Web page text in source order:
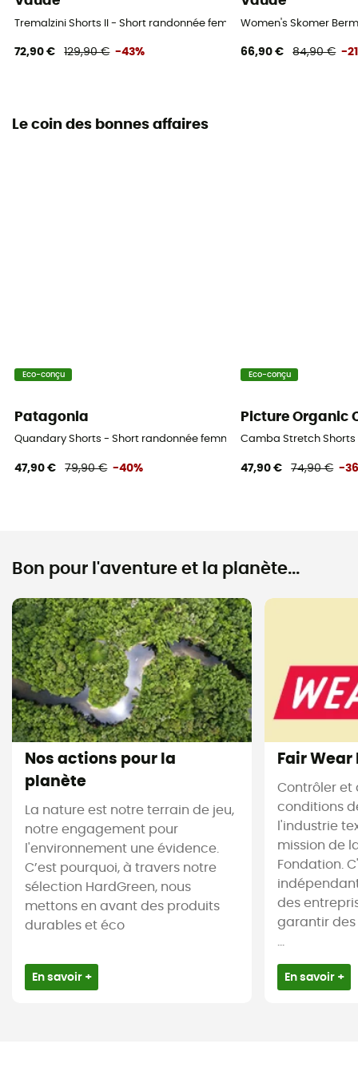
Tremalzini Shorts II - Short randonnée femme
72,90 € 129,90 € -43%
Women's Skomer
66,90 € 84,90 € -
Le coin des bonnes affaires
Eco-conçu
Patagonia
Quandary Shorts - Short randonnée femme
47,90 € 79,90 € -40%
Eco-conçu
Picture Organic
Camba Stretch
47,90 € 74,90 € -
Bon pour l'aventure et la planète...
Nos actions pour la
planète
La nature est notre terrain de jeu,
notre engagement pour
l'environnement une évidence.
C’est pourquoi, à travers notre
sélection HardGreen, nous
mettons en avant des produits
durables et éco
En savoir +
Fair
Contrôler et
conditions
l'industrie
mission de
Fondation.
des
garantir
En savoir +